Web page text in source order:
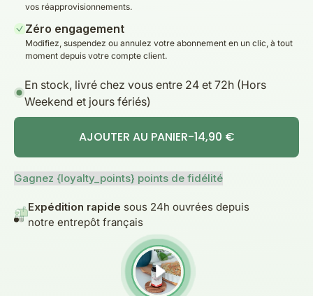
vos réapprovisionnements.
Zéro engagement
Modifiez, suspendez ou annulez votre abonnement en un clic, à tout
moment depuis votre compte client.
En stock, livré chez vous entre 24 et 72h (Hors
Weekend et jours fériés)
AJOUTER AU PANIER-14,90 €
Gagnez {loyalty_points} points de fidélité
Expédition rapide sous 24h ouvrées depuis
notre entrepôt français